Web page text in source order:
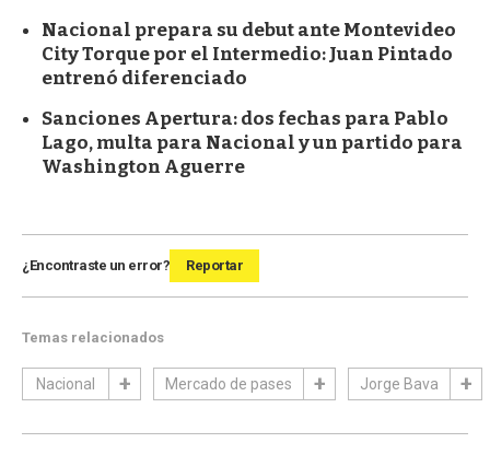
Nacional prepara su debut ante Montevideo
City Torque por el Intermedio: Juan Pintado
entrenó diferenciado
Sanciones Apertura: dos fechas para Pablo
Lago, multa para Nacional y un partido para
Washington Aguerre
¿Encontraste un error? Reportar
Temas relacionados
Nacional Mercado de pases Jorge Bava